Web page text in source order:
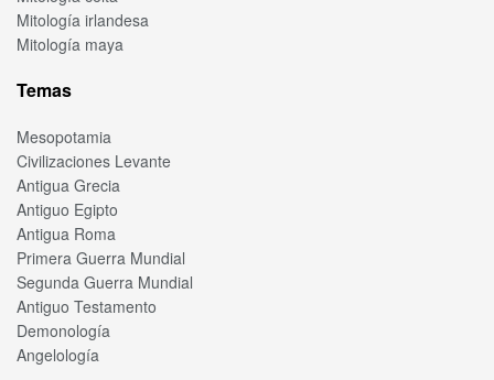
Mitología irlandesa
Mitología maya
Temas
Mesopotamia
Civilizaciones Levante
Antigua Grecia
Antiguo Egipto
Antigua Roma
Primera Guerra Mundial
Segunda Guerra Mundial
Antiguo Testamento
Demonología
Angelología